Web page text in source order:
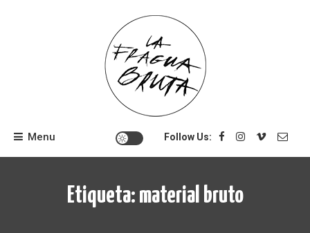
Menu Follow Us:
Etiqueta: material bruto